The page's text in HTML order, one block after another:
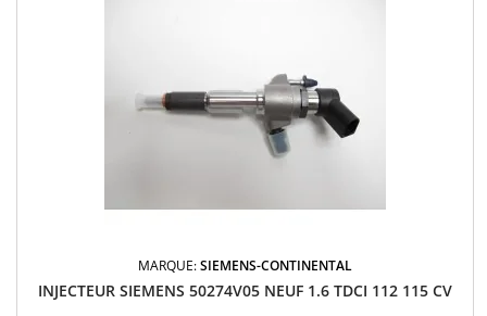
MARQUE:SIEMENS-CONTINENTAL
INJECTEUR SIEMENS 50274V05 NEUF 1.6 TDCI 112 115 CV